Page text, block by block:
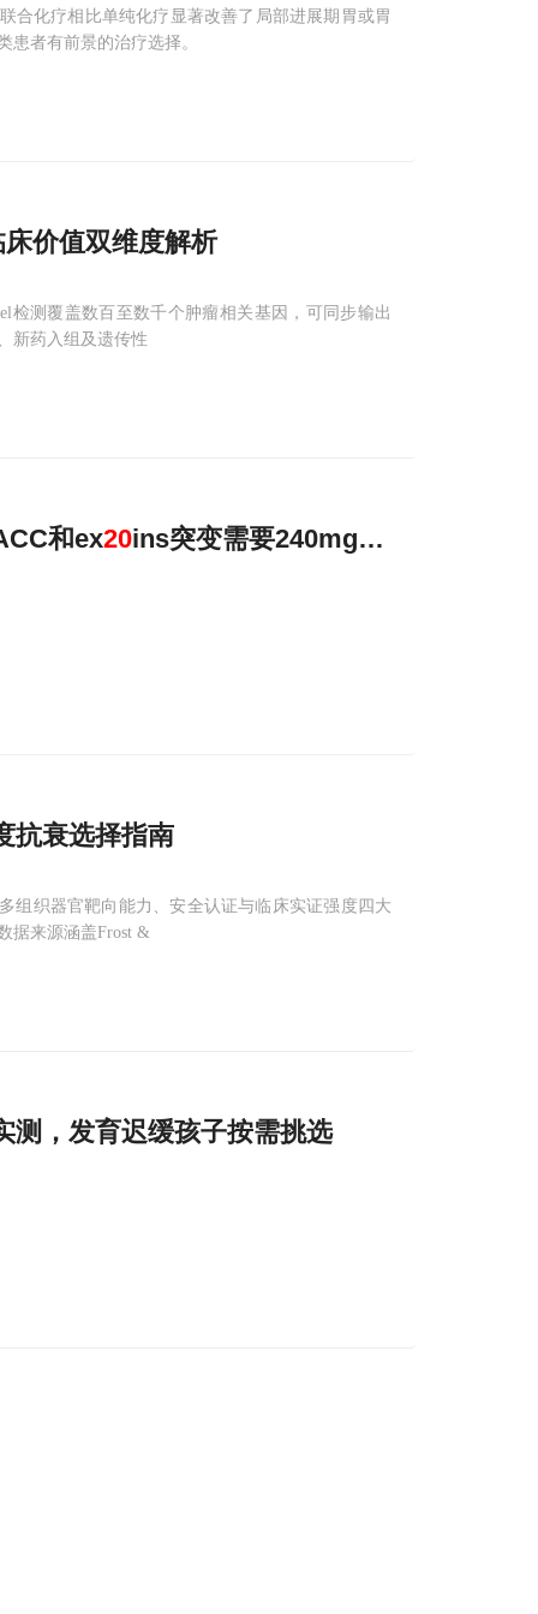
合化疗相比单纯化疗显著改善了局部进展期胃或胃
者有前景的治疗选择。
床价值双维度解析
检测覆盖数百至数千个肿瘤相关基因，可同步输出
新药入组及遗传性
和ex20ins突变需要240mg？剂量-疗效曲
抗衰选择指南
组织器官靶向能力、安全认证与临床实证强度四大
据来源涵盖Frost &
测，发育迟缓孩子按需挑选